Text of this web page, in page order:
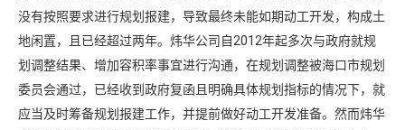
没有按照要求进行规划报建，导致最终未能如期动工开发，构成土
地闲置，且已经超过两年。炜华公司自2012年起多次与政府就规
划调整结果、增加容积率事宜进行沟通，在规划调整被海口市规划
委员会通过，已经收到政府复函且明确具体规划指标的情况下，就
应当及时筹备规划报建工作，并提前做好动工开发准备。然而炜华